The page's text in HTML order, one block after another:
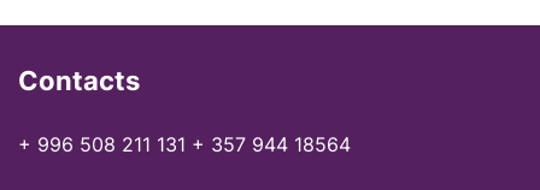
Contacts
+ 996 508 211 131 + 357 944 18564